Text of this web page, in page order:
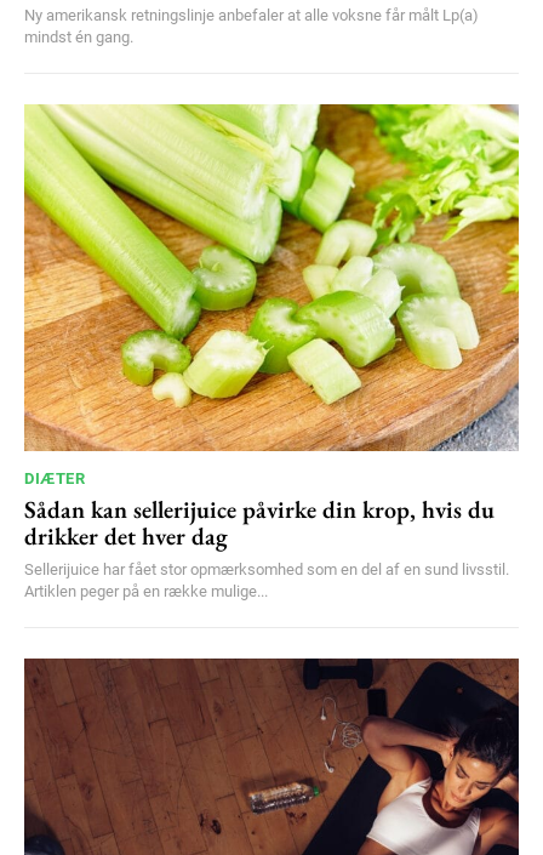
Ny amerikansk retningslinje anbefaler at alle voksne får målt Lp(a)
mindst én gang.
DIÆTER
Sådan kan sellerijuice påvirke din krop, hvis du
drikker det hver dag
Sellerijuice har fået stor opmærksomhed som en del af en sund livsstil.
Artiklen peger på en række mulige...